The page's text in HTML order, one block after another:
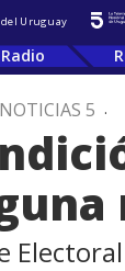
del Uruguay
Radio
NOTICIAS 5 .